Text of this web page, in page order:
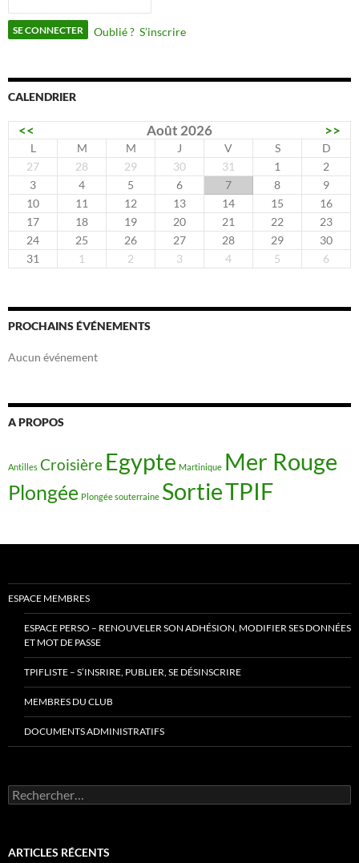
Oublié ? S’inscrire
CALENDRIER
<< Août 2026 >>
L M M J V S
D
27
28 29 30 31 1
2
3
4 5 6 7 8
9
10
11 12 13 14 15
16
17
18 19 20 21 22
23
24
25 26 27 28 29
30
31
1 2 3 4 5 6
PROCHAINS ÉVÉNEMENTS
Aucun événement
A PROPOS
Antilles Croisière Egypte Martinique Mer Rouge
Plongée Plongée souterraine SortieTPIF
ESPACE MEMBRES
ESPACE PERSO – RENOUVELER SON ADHÉSION, MODIFIER SES DONNÉES
ET MOT DE PASSE
TPIFLISTE – S’INSRIRE, PUBLIER, SE DÉSINSCRIRE
MEMBRES DU CLUB
DOCUMENTS ADMINISTRATIFS
Rechercher :
ARTICLES RÉCENTS